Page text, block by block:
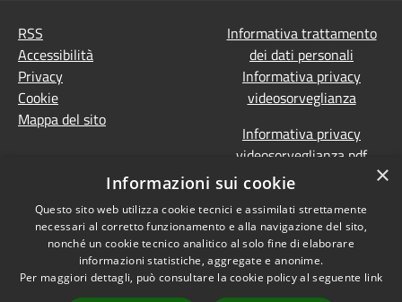
RSS
Accessibilità
Privacy
Cookie
Mappa del sito
Informativa trattamento
dei dati personali
Informativa privacy
videosorveglianza
Informativa privacy
videosorveglianza pdf
Dichiarazione di
Obiettivi accessibilità
Prevenzione della
corruzione - Segnalazione
di illeciti(Whistleblowing)
×
Informazioni sui cookie
Questo sito web utilizza cookie tecnici e assimilati strettamente
necessari al corretto funzionamento e alla navigazione del sito,
nonché un cookie tecnico analitico al solo fine di elaborare
informazioni statistiche, aggregate e anonime.
Per maggiori dettagli, può consultare la cookie policy al seguente link